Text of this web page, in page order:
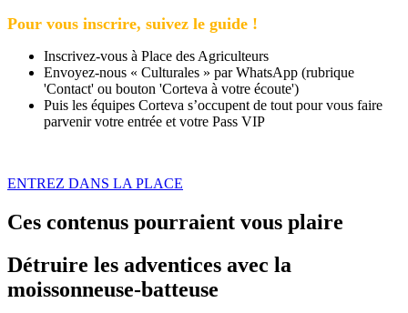
Pour vous inscrire, suivez le guide !
Inscrivez-vous à Place des Agriculteurs
Envoyez-nous « Culturales » par WhatsApp (rubrique
'Contact' ou bouton 'Corteva à votre écoute')
Puis les équipes Corteva s’occupent de tout pour vous faire
parvenir votre entrée et votre Pass VIP
ENTREZ DANS LA PLACE
Ces contenus pourraient vous plaire
Détruire les adventices avec la
moissonneuse-batteuse